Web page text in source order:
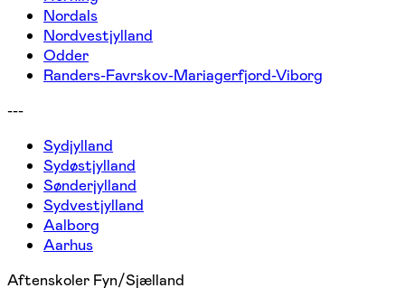
Nordals
Nordvestjylland
Odder
Randers-Favrskov-Mariagerfjord-Viborg
---
Sydjylland
Sydøstjylland
Sønderjylland
Sydvestjylland
Aalborg
Aarhus
Aftenskoler Fyn/Sjælland